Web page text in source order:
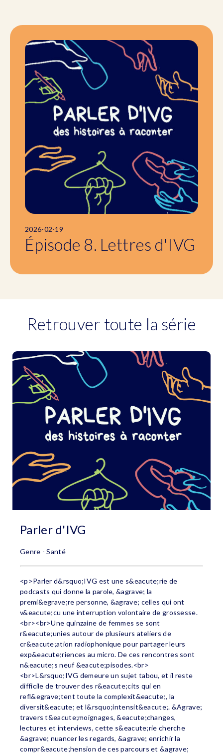
2026-02-19
Épisode 8. Lettres d'IVG
Retrouver toute la série
Parler d'IVG
Genre - Santé
<p>Parler d&rsquo;IVG est une s&eacute;rie de
podcasts qui donne la parole, &agrave; la
premi&egrave;re personne, &agrave; celles qui ont
v&eacute;cu une interruption volontaire de grossesse.
<br><br>Une quinzaine de femmes se sont
r&eacute;unies autour de plusieurs ateliers de
cr&eacute;ation radiophonique pour partager leurs
exp&eacute;riences au micro. De ces rencontres sont
n&eacute;s neuf &eacute;pisodes.<br>
<br>L&rsquo;IVG demeure un sujet tabou, et il reste
difficile de trouver des r&eacute;cits qui en
refl&egrave;tent toute la complexit&eacute;, la
diversit&eacute; et l&rsquo;intensit&eacute;. &Agrave;
travers t&eacute;moignages, &eacute;changes,
lectures et interviews, cette s&eacute;rie cherche
&agrave; nuancer les regards, &agrave; enrichir la
compr&eacute;hension de ces parcours et &agrave;